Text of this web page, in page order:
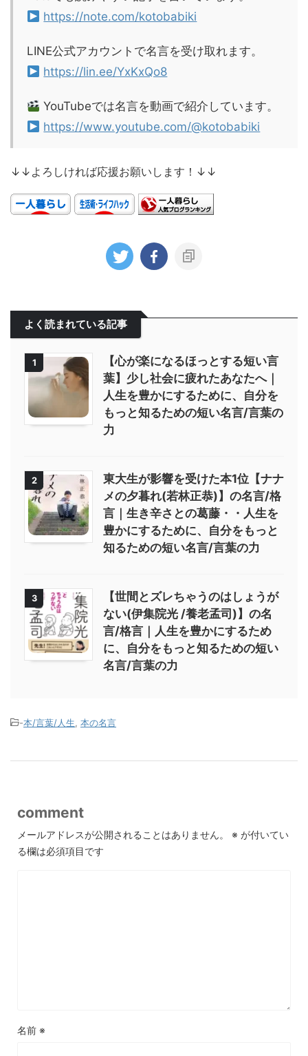
https://note.com/kotobabiki
LINE公式アカウントで名言を受け取れます。
https://lin.ee/YxKxQo8
YouTubeでは名言を動画で紹介しています。
https://www.youtube.com/@kotobabiki
↓↓よろしければ応援お願いします！↓↓
よく読まれている記事
1
【心が楽になるほっとする短い言
葉】少し社会に疲れたあなたへ｜
人生を豊かにするために、自分を
もっと知るための短い名言/言葉の
力
2
東大生が影響を受けた本1位【ナナ
メの夕暮れ(若林正恭)】の名言/格
言｜生き辛さとの葛藤・・人生を
豊かにするために、自分をもっと
知るための短い名言/言葉の力
3
【世間とズレちゃうのはしょうが
ない(伊集院光 /養老孟司)】の名
言/格言｜人生を豊かにするため
に、自分をもっと知るための短い
名言/言葉の力
-本/言葉/人生 本の名言
comment
メールアドレスが公開されることはありません。 ※ が付いてい
る欄は必須項目です
名前 ※